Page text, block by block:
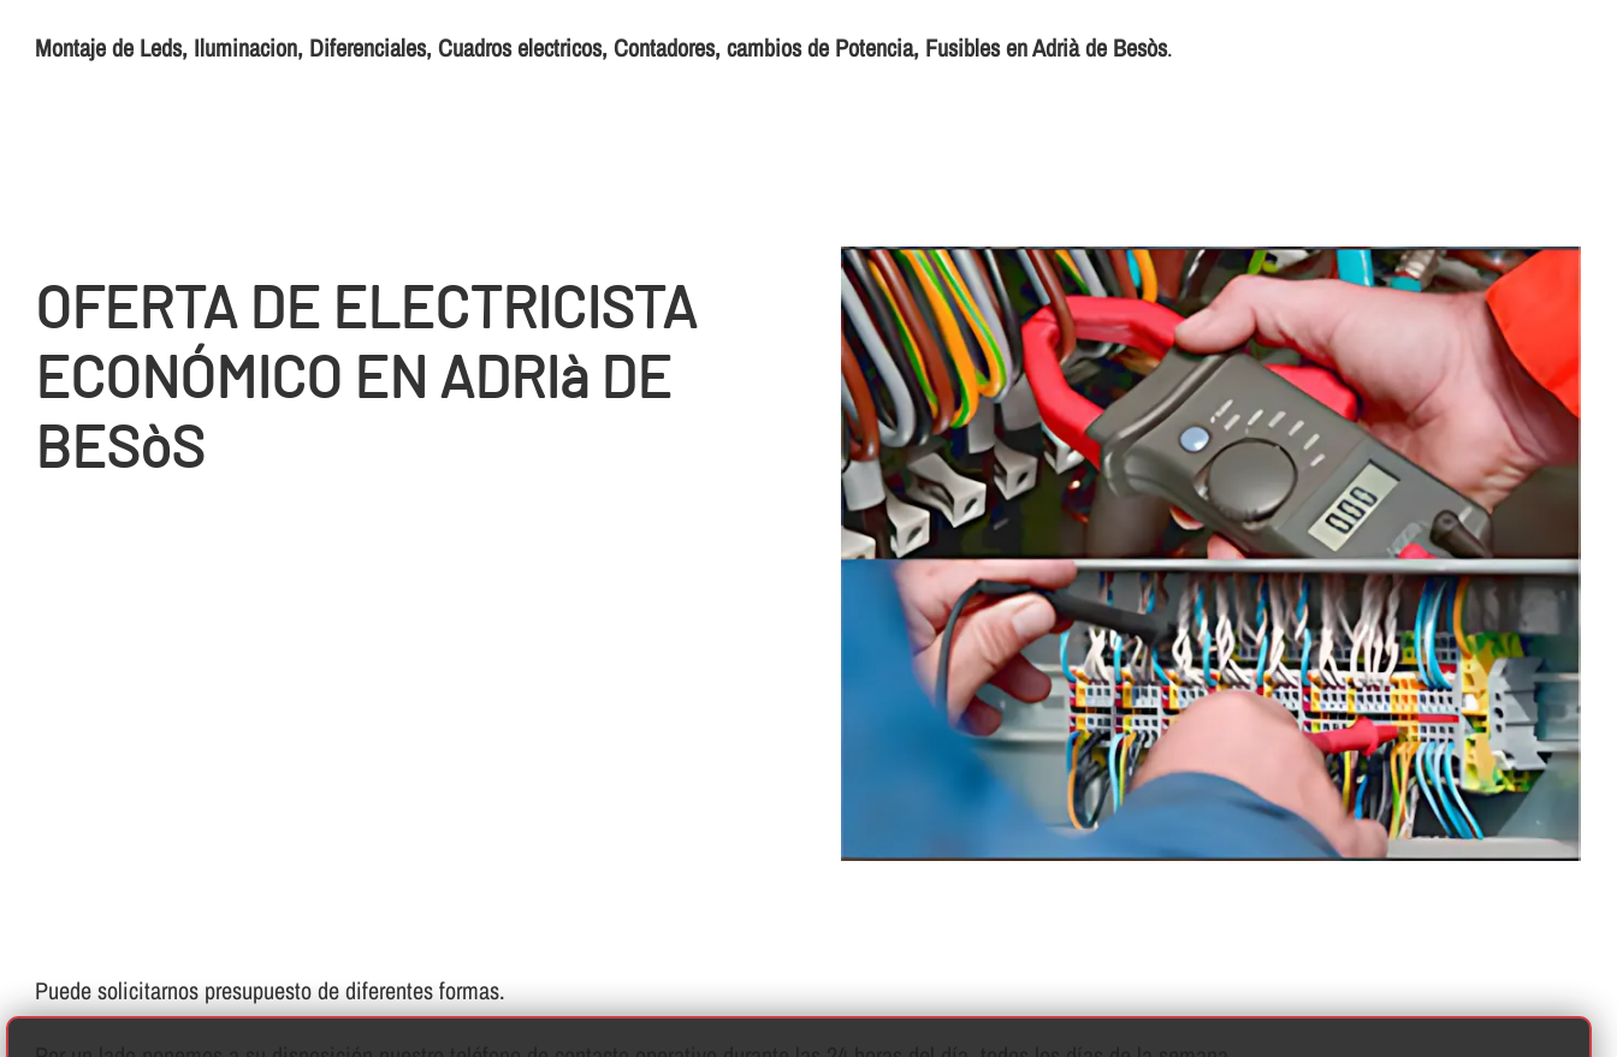
Montaje de Leds, Iluminacion, Diferenciales, Cuadros electricos, Contadores, cambios de Potencia, Fusibles en Adrià de Besòs.
OFERTA DE ELECTRICISTA
ECONÓMICO EN ADRIà DE
BESòS
Puede solicitarnos presupuesto de diferentes formas.